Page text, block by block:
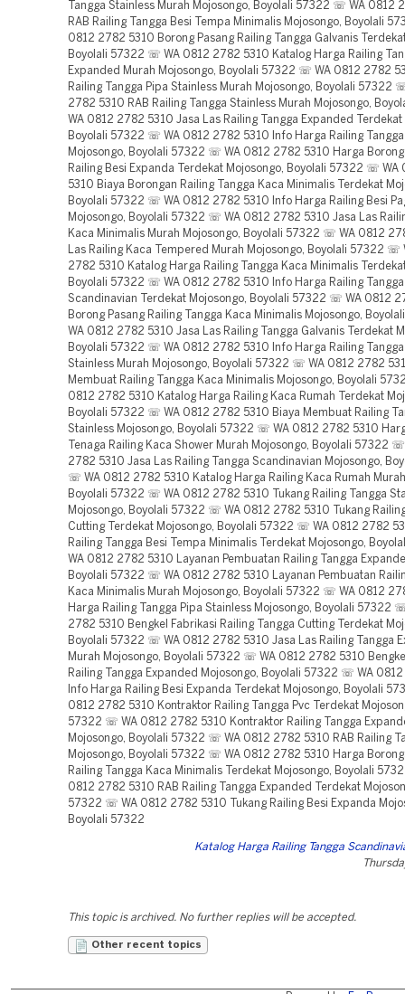
Tangga Stainless Murah Mojosongo, Boyolali 57322 ☏ WA 0812
RAB Railing Tangga Besi Tempa Minimalis Mojosongo, Boyolali
0812 2782 5310 Borong Pasang Railing Tangga Galvanis
Boyolali 57322 ☏ WA 0812 2782 5310 Katalog Harga Railing
Expanded Murah Mojosongo, Boyolali 57322 ☏ WA 0812 2782
Railing Tangga Pipa Stainless Murah Mojosongo, Boyolali 57322
2782 5310 RAB Railing Tangga Stainless Murah Mojosongo,
WA 0812 2782 5310 Jasa Las Railing Tangga Expanded Terdekat
Boyolali 57322 ☏ WA 0812 2782 5310 Info Harga Railing
Mojosongo, Boyolali 57322 ☏ WA 0812 2782 5310 Harga
Railing Besi Expanda Terdekat Mojosongo, Boyolali 57322 ☏ WA
5310 Biaya Borongan Railing Tangga Kaca Minimalis Terdekat
Boyolali 57322 ☏ WA 0812 2782 5310 Info Harga Railing Besi
Mojosongo, Boyolali 57322 ☏ WA 0812 2782 5310 Jasa Las
Kaca Minimalis Murah Mojosongo, Boyolali 57322 ☏ WA 0812
Las Railing Kaca Tempered Murah Mojosongo, Boyolali 57322 ☏
2782 5310 Katalog Harga Railing Tangga Kaca Minimalis
Boyolali 57322 ☏ WA 0812 2782 5310 Info Harga Railing Tangga
Scandinavian Terdekat Mojosongo, Boyolali 57322 ☏ WA 0812
Borong Pasang Railing Tangga Kaca Minimalis Mojosongo,
WA 0812 2782 5310 Jasa Las Railing Tangga Galvanis Terdekat
Boyolali 57322 ☏ WA 0812 2782 5310 Info Harga Railing Tangga
Stainless Murah Mojosongo, Boyolali 57322 ☏ WA 0812 2782
Membuat Railing Tangga Kaca Minimalis Mojosongo, Boyolali
0812 2782 5310 Katalog Harga Railing Kaca Rumah Terdekat
Boyolali 57322 ☏ WA 0812 2782 5310 Biaya Membuat Railing
Stainless Mojosongo, Boyolali 57322 ☏ WA 0812 2782 5310
Tenaga Railing Kaca Shower Murah Mojosongo, Boyolali 57322
2782 5310 Jasa Las Railing Tangga Scandinavian Mojosongo,
☏ WA 0812 2782 5310 Katalog Harga Railing Kaca Rumah
Boyolali 57322 ☏ WA 0812 2782 5310 Tukang Railing Tangga
Mojosongo, Boyolali 57322 ☏ WA 0812 2782 5310 Tukang
Cutting Terdekat Mojosongo, Boyolali 57322 ☏ WA 0812 2782
Railing Tangga Besi Tempa Minimalis Terdekat Mojosongo,
WA 0812 2782 5310 Layanan Pembuatan Railing Tangga
Boyolali 57322 ☏ WA 0812 2782 5310 Layanan Pembuatan
Kaca Minimalis Murah Mojosongo, Boyolali 57322 ☏ WA 0812
Harga Railing Tangga Pipa Stainless Mojosongo, Boyolali 57322
2782 5310 Bengkel Fabrikasi Railing Tangga Cutting Terdekat
Boyolali 57322 ☏ WA 0812 2782 5310 Jasa Las Railing Tangga
Murah Mojosongo, Boyolali 57322 ☏ WA 0812 2782 5310
Railing Tangga Expanded Mojosongo, Boyolali 57322 ☏ WA
Info Harga Railing Besi Expanda Terdekat Mojosongo, Boyolali
0812 2782 5310 Kontraktor Railing Tangga Pvc Terdekat
57322 ☏ WA 0812 2782 5310 Kontraktor Railing Tangga
Mojosongo, Boyolali 57322 ☏ WA 0812 2782 5310 RAB Railing
Mojosongo, Boyolali 57322 ☏ WA 0812 2782 5310 Harga
Railing Tangga Kaca Minimalis Terdekat Mojosongo, Boyolali
0812 2782 5310 RAB Railing Tangga Expanded Terdekat
57322 ☏ WA 0812 2782 5310 Tukang Railing Besi Expanda
Boyolali 57322
Katalog Harga Railing Tangga
This topic is archived. No further replies will be accepted.
Other recent topics